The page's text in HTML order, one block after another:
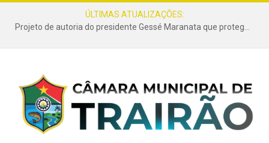
ÚLTIMAS ATUALIZAÇÕES:
Projeto de autoria do presidente Gessé Maranata que protege as estradas vicinais de Trairão é transformado em lei